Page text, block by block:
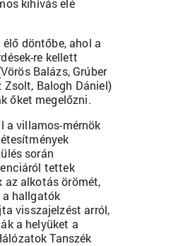
kihívás elé
döntőbe, ahol a
re kellett
Balázs, Grúber
Zsolt, Balogh Dániel)
őket megelőzni.
a villamos-mérnök
során
tettek
az alkotás örömét,
hallgatók
visszajelzést arról,
a helyüket a
Tanszék